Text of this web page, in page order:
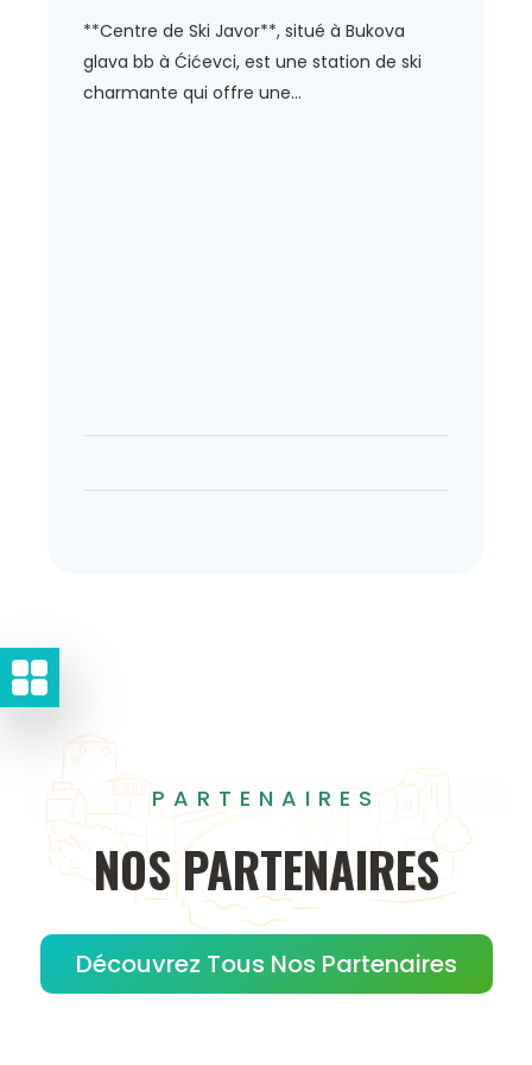
**Centre de Ski Javor**, situé à Bukova
glava bb à Ćićevci, est une station de ski
charmante qui offre une...
PARTENAIRES
NOS PARTENAIRES
Découvrez Tous Nos Partenaires